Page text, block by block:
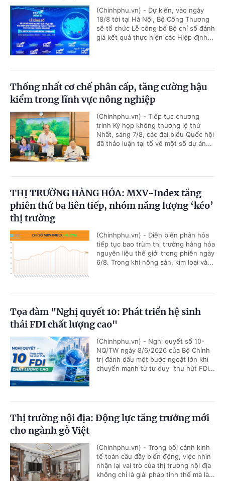
(Chinhphu.vn) - Dự kiến, vào ngày
18/8 tới tại Hà Nội, Bộ Công Thương
sẽ tổ chức Lễ công bố Bộ chỉ số đánh
giá kết quả thực hiện các Hiệp định...
Thống nhất cơ chế phân cấp, tăng cường hậu
kiểm trong lĩnh vực nông nghiệp
(Chinhphu.vn) - Tiếp tục chương
trình Kỳ họp không thường lệ thứ
Nhất, sáng 7/8, các đại biểu Quốc hội
đã thảo luận tại tổ về một số dự án...
THỊ TRƯỜNG HÀNG HÓA: MXV-Index tăng
phiên thứ ba liên tiếp, nhóm năng lượng ‘kéo’
thị trường
(Chinhphu.vn) - Diễn biến phân hóa
tiếp tục bao trùm thị trường hàng hóa
nguyên liệu thế giới trong phiên ngày
6/8. Trong khi nông sản, kim loại và...
Tọa đàm "Nghị quyết 10: Phát triển hệ sinh
thái FDI chất lượng cao"
(Chinhphu.vn) - Nghị quyết số 10-
NQ/TW ngày 8/6/2026 của Bộ Chính
trị đánh dấu một bước ngoặt lớn khi
chuyển mạnh từ tư duy "thu hút FDI...
Thị trường nội địa: Động lực tăng trưởng mới
cho ngành gỗ Việt
(Chinhphu.vn) - Trong bối cảnh kinh
tế toàn cầu đầy biến động, việc nhìn
nhận lại vai trò của thị trường nội địa
không chỉ là giải pháp tình thế mà là...